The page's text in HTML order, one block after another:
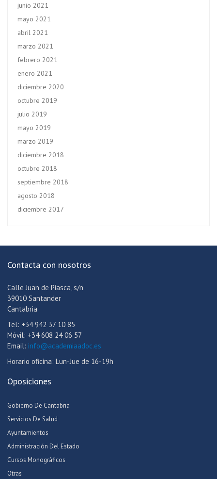
junio 2021
mayo 2021
abril 2021
marzo 2021
febrero 2021
enero 2021
diciembre 2020
octubre 2019
julio 2019
mayo 2019
marzo 2019
diciembre 2018
octubre 2018
septiembre 2018
agosto 2018
diciembre 2017
Contacta con nosotros
Calle Juan de Piasca, s/n
39010 Santander
Cantabria
Tel: +34 942 37 10 85
Móvil: +34 608 24 06 57
Email: info@academiaadoc.es
Horario oficina: Lun-Jue de 16-19h
Oposiciones
Gobierno De Cantabria
Servicios De Salud
Ayuntamientos
Administración Del Estado
Cursos Monográficos
Otras